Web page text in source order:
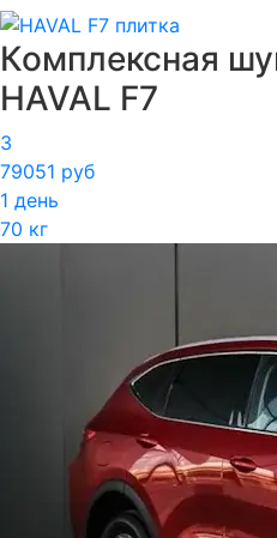
Комплексная
HAVAL F7
3
79051 руб
1 день
70 кг